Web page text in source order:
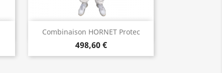
Combinaison HORNET Protec
498,60 €
Aperçu rapide